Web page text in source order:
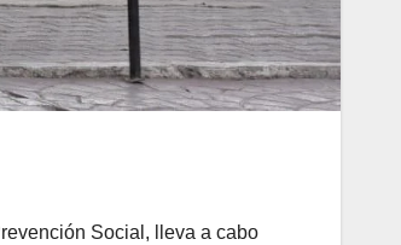
Social, lleva a cabo